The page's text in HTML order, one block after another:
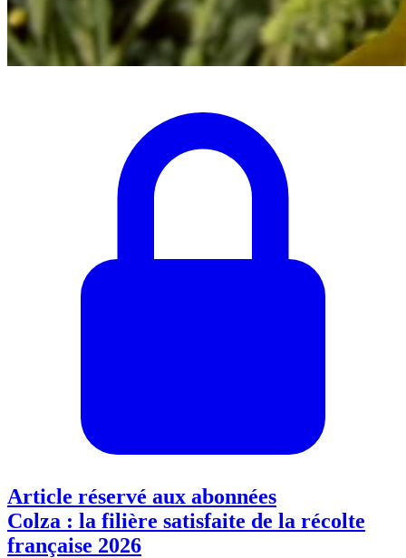
Article réservé aux abonnées
Colza : la filière satisfaite de la récolte
française 2026